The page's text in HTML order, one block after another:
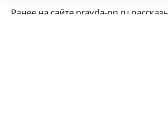
Ранее на сайте pravda-nn.ru